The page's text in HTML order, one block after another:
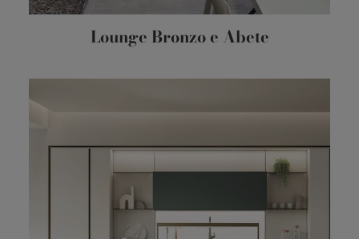
Lounge Bronzo e Abete